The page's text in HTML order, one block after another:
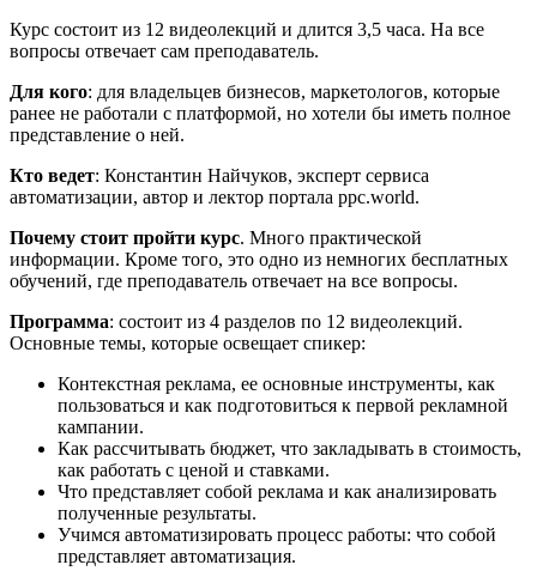
Курс состоит из 12 видеолекций и длится 3,5 часа. На все
вопросы отвечает сам преподаватель.
Для кого: для владельцев бизнесов, маркетологов, которые
ранее не работали с платформой, но хотели бы иметь полное
представление о ней.
Кто ведет: Константин Найчуков, эксперт сервиса
автоматизации, автор и лектор портала ppc.world.
Почему стоит пройти курс. Много практической
информации. Кроме того, это одно из немногих бесплатных
обучений, где преподаватель отвечает на все вопросы.
Программа: состоит из 4 разделов по 12 видеолекций.
Основные темы, которые освещает спикер:
Контекстная реклама, ее основные инструменты, как
пользоваться и как подготовиться к первой рекламной
кампании.
Как рассчитывать бюджет, что закладывать в стоимость,
как работать с ценой и ставками.
Что представляет собой реклама и как анализировать
полученные результаты.
Учимся автоматизировать процесс работы: что собой
представляет автоматизация.